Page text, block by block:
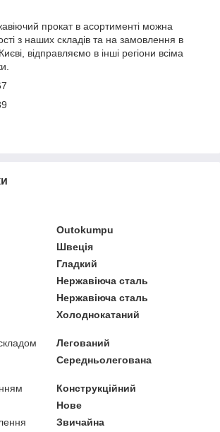
прокат в асортименті можна
з наших складів та на замовлення в
відправляємо в інші регіони всіма
Outokumpu
Швеція
Гладкий
Нержавіюча сталь
Нержавіюча сталь
Холоднокатаний
Легований
Середньолегована
Конструкційний
Нове
Звичайна